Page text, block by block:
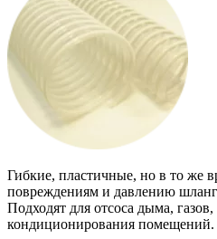
Гибкие, пластичные, но в то же
повреждениям и давлению
Подходят для отсоса дыма,
кондиционирования помещений.